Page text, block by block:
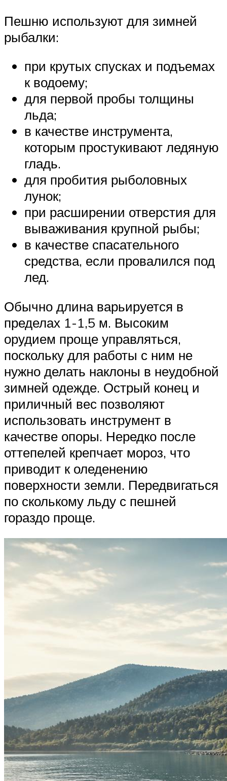
Пешню используют для зимней
рыбалки:
при крутых спусках и подъемах
к водоему;
для первой пробы толщины
льда;
в качестве инструмента,
которым простукивают ледяную
гладь.
для пробития рыболовных
лунок;
при расширении отверстия для
вываживания крупной рыбы;
в качестве спасательного
средства, если провалился под
лед.
Обычно длина варьируется в
пределах 1-1,5 м. Высоким
орудием проще управляться,
поскольку для работы с ним не
нужно делать наклоны в неудобной
зимней одежде. Острый конец и
приличный вес позволяют
использовать инструмент в
качестве опоры. Нередко после
оттепелей крепчает мороз, что
приводит к оледенению
поверхности земли. Передвигаться
по сколькому льду с пешней
гораздо проще.